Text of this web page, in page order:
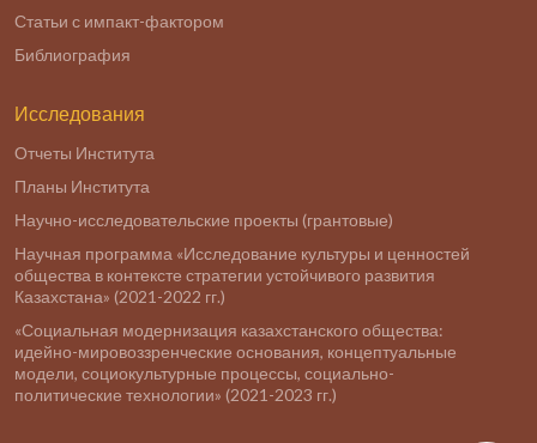
Статьи с импакт-фактором
Библиография
Исследования
Отчеты Института
Планы Института
Научно-исследовательские проекты (грантовые)
Научная программа «Исследование культуры и ценностей
общества в контексте стратегии устойчивого развития
Казахстана» (2021-2022 гг.)
«Социальная модернизация казахстанского общества:
идейно-мировоззренческие основания, концептуальные
модели, социокультурные процессы, социально-
политические технологии» (2021-2023 гг.)